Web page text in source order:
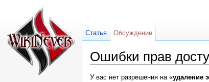
Ошибки прав
У вас нет разрешения на «удаление
Статья Обсуждение